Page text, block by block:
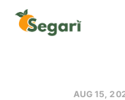
AUG 15,